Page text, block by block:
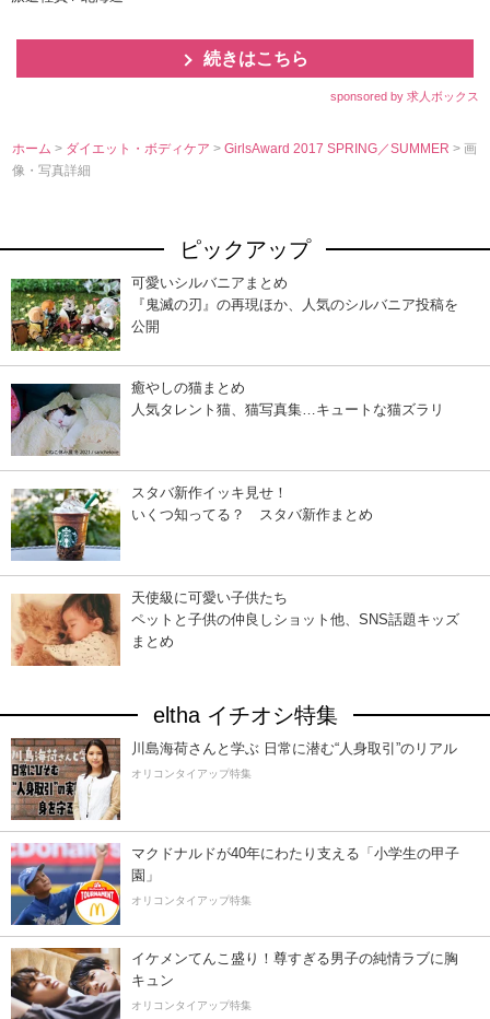
続きはこちら
sponsored by 求人ボックス
ホーム > ダイエット・ボディケア>GirlsAward 2017 SPRING／SUMMER> 画
像・写真詳細
ピックアップ
可愛いシルバニアまとめ
『鬼滅の刃』の再現ほか、人気のシルバニア投稿を
公開
癒やしの猫まとめ
人気タレント猫、猫写真集…キュートな猫ズラリ
スタバ新作イッキ見せ！
いくつ知ってる？ スタバ新作まとめ
天使級に可愛い子供たち
ペットと子供の仲良しショット他、SNS話題キッズ
まとめ
eltha イチオシ特集
川島海荷さんと学ぶ 日常に潜む“人身取引”のリアル
オリコンタイアップ特集
マクドナルドが40年にわたり支える「小学生の甲子
園」
オリコンタイアップ特集
イケメンてんこ盛り！尊すぎる男子の純情ラブに胸
キュン
オリコンタイアップ特集